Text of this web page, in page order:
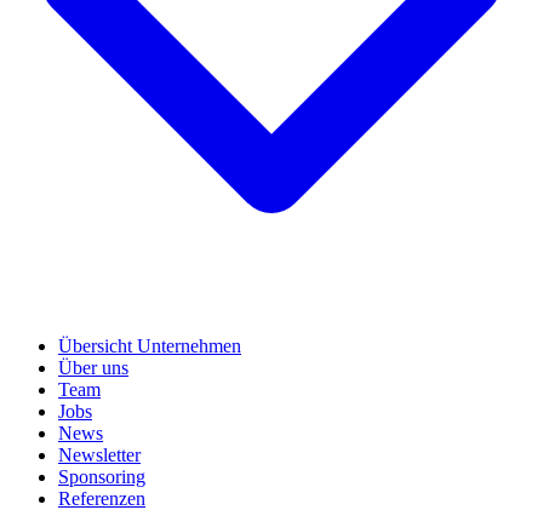
Übersicht Unternehmen
Über uns
Team
Jobs
News
Newsletter
Sponsoring
Referenzen